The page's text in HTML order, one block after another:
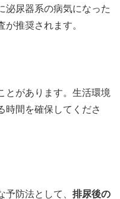
泌尿器系の病気になった
推奨されます。
とがあります。生活環境
時間を確保してくださ
防法として、 排尿後の